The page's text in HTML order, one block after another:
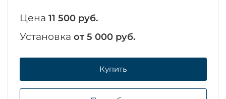
Цена 11 500 руб.
Установка от 5 000 руб.
Купить